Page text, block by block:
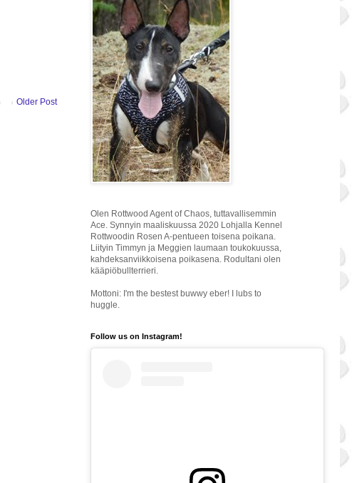
Older Post
Olen Rottwood Agent of Chaos, tuttavallisemmin
Ace. Synnyin maaliskuussa 2020 Lohjalla Kennel
Rottwoodin Rosen A-pentueen toisena poikana.
Liityin Timmyn ja Meggien laumaan toukokuussa,
kahdeksanviikkoisena poikasena. Rodultani olen
kääpiöbullterrieri.
Mottoni: I'm the bestest buwwy eber! I lubs to
huggle.
Follow us on Instagram!